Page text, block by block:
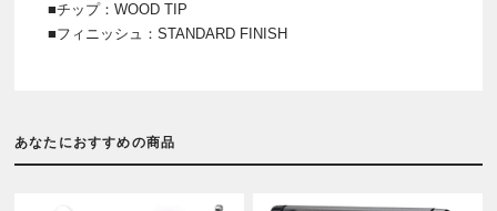
■チップ：WOOD TIP
■フィニッシュ：STANDARD FINISH
あなたにおすすめの商品